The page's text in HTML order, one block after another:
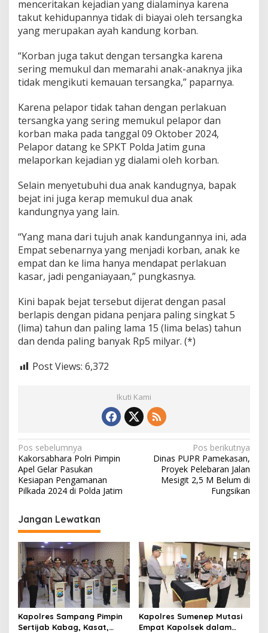
menceritakan kejadian yang dialaminya karena
takut kehidupannya tidak di biayai oleh tersangka
yang merupakan ayah kandung korban.
“Korban juga takut dengan tersangka karena
sering memukul dan memarahi anak-anaknya jika
tidak mengikuti kemauan tersangka,” paparnya.
Karena pelapor tidak tahan dengan perlakuan
tersangka yang sering memukul pelapor dan
korban maka pada tanggal 09 Oktober 2024,
Pelapor datang ke SPKT Polda Jatim guna
melaporkan kejadian yg dialami oleh korban.
Selain menyetubuhi dua anak kandugnya, bapak
bejat ini juga kerap memukul dua anak
kandungnya yang lain.
“Yang mana dari tujuh anak kandungannya ini, ada
Empat sebenarnya yang menjadi korban, anak ke
empat dan ke lima hanya mendapat perlakuan
kasar, jadi penganiayaan,” pungkasnya.
Kini bapak bejat tersebut dijerat dengan pasal
berlapis dengan pidana penjara paling singkat 5
(lima) tahun dan paling lama 15 (lima belas) tahun
dan denda paling banyak Rp5 milyar. (*)
Post Views: 6,372
Ikuti Kami
N
a
v
i
g
a
s
i
p
o
s
Pos sebelumnya
Kakorsabhara Polri Pimpin
Apel Gelar Pasukan
Kesiapan Pengamanan
Pilkada 2024 di Polda Jatim
Pos berikutnya
Dinas PUPR Pamekasan,
Proyek Pelebaran Jalan
Mesigit 2,5 M Belum di
Fungsikan
Jangan Lewatkan
Kapolres Sampang Pimpin
Sertijab Kabag, Kasat,
Kapolres Sumenep Mutasi
Empat Kapolsek dalam